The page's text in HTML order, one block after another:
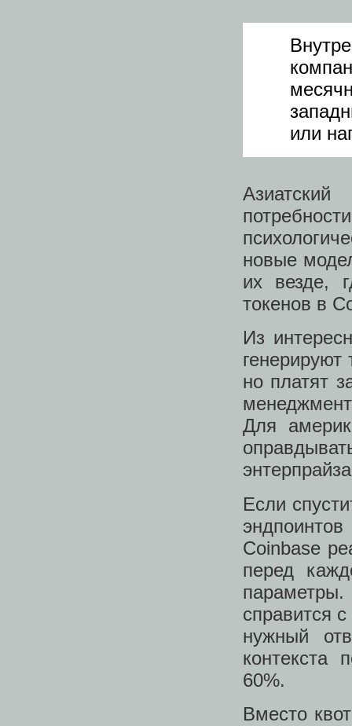
или
новые
их везде,
токенов в
Из
но платят
Для
Если
Coinbase
перед
справится
нужный
контекста
60%.
Вместо